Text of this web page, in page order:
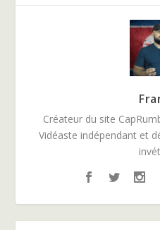
Créateur du site
Vidéaste indépendant et